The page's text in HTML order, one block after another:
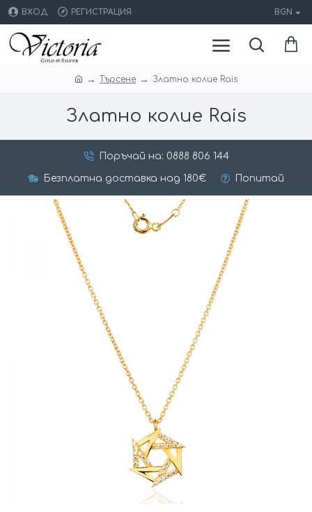
ВХОД РЕГИСТРАЦИЯ BGN
Търсене Златно колие Rais
Златно колие Rais
Поръчай на: 0888 806 144
Безплатна доставка над 180€ Попитай